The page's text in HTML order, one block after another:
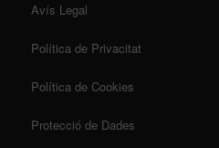
Avís Legal
Política de Privacitat
Política de Cookies
Protecció de Dades